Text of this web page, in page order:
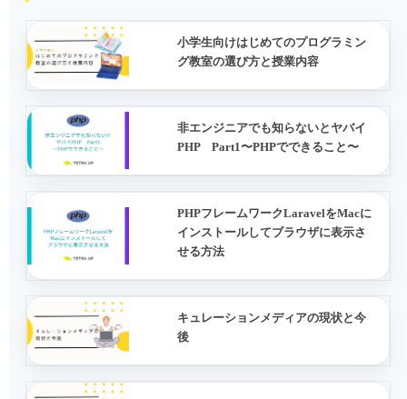
小学生向けはじめてのプログラミン
グ教室の選び方と授業内容
非エンジニアでも知らないとヤバイ
PHP Part1〜PHPでできること〜
PHPフレームワークLaravelをMacに
インストールしてブラウザに表示さ
せる方法
キュレーションメディアの現状と今
後